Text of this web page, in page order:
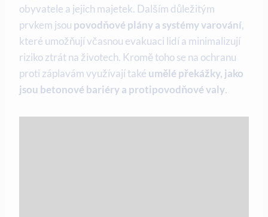
obyvatele a jejich majetek. Dalším důležitým
prvkem jsou povodňové plány a systémy varování,
které umožňují včasnou evakuaci lidí a minimalizují
riziko ztrát na životech. Kromě toho se na ochranu
proti záplavám využívají také umělé překážky, jako
jsou betonové bariéry a protipovodňové valy.